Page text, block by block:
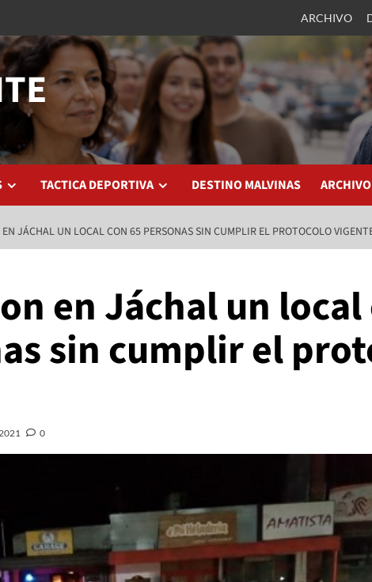
ARCHIVO
TACTICA DEPORTIVA DESTINO MALVINAS ARCHIVO
JÁCHAL UN LOCAL CON 65 PERSONAS SIN CUMPLIR EL PROTOCOLO
en Jáchal un local
sin cumplir el
0